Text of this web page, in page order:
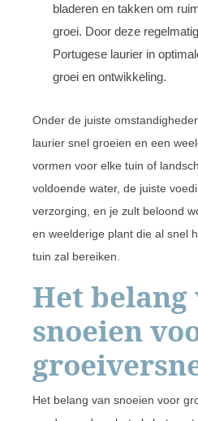
bladeren en takken om
groei. Door deze
Portugese laurier in
groei en ontwikkeling.
Onder de juiste
laurier snel groeien en een
vormen voor elke tuin of
voldoende water, de juiste
verzorging, en je zult beloond
en weelderige plant die al snel
tuin zal bereiken.
Het belang
snoeien
Het belang van snoeien voor